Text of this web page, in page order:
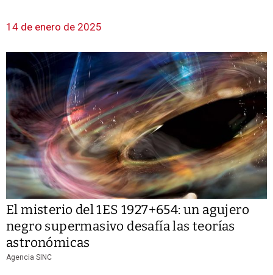
14 de enero de 2025
El misterio del 1ES 1927+654: un agujero
negro supermasivo desafía las teorías
astronómicas
Agencia SINC